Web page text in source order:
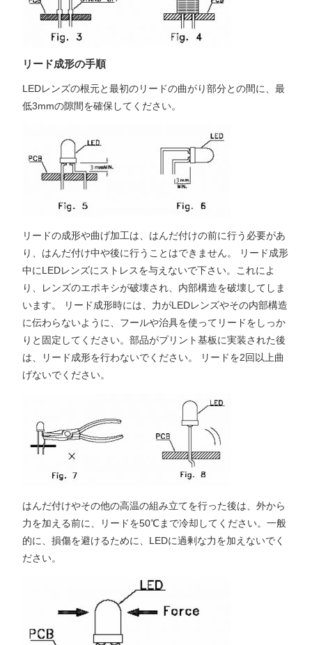
リード成形の手順
LEDレンズの根元と最初のリードの曲がり部分との間に、最
低3mmの隙間を確保してください。
リードの成形や曲げ加工は、はんだ付けの前に行う必要があ
り、はんだ付け中や後に行うことはできません。 リード成形
中にLEDレンズにストレスを与えないで下さい。これによ
り、レンズのエポキシが破壊され、内部構造を破壊してしま
います。 リード成形時には、力がLEDレンズやその内部構造
に伝わらないように、フールや治具を使ってリードをしっか
りと固定してください。部品がプリント基板に実装された後
は、リード成形を行わないでください。 リードを2回以上曲
げないでください。
はんだ付けやその他の高温の組み立てを行った後は、外から
力を加える前に、リードを50℃まで冷却してください。一般
的に、損傷を避けるために、LEDに過剰な力を加えないでく
ださい。